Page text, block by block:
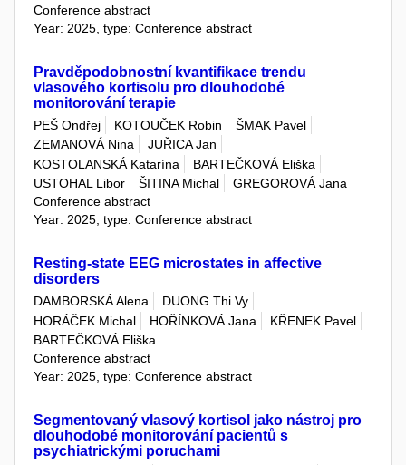
Conference abstract
Year: 2025, type: Conference abstract
Pravděpodobnostní kvantifikace trendu
vlasového kortisolu pro dlouhodobé
monitorování terapie
PEŠ Ondřej KOTOUČEK Robin
ŠMAK Pavel
ZEMANOVÁ Nina
JUŘICA Jan
KOSTOLANSKÁ Katarína
BARTEČKOVÁ Eliška
USTOHAL Libor
ŠITINA Michal
GREGOROVÁ Jana
Conference abstract
Year: 2025, type: Conference abstract
Resting-state EEG microstates in affective
disorders
DAMBORSKÁ Alena
DUONG Thi Vy
HORÁČEK Michal
HOŘÍNKOVÁ Jana
KŘENEK Pavel
BARTEČKOVÁ Eliška
Conference abstract
Year: 2025, type: Conference abstract
Segmentovaný vlasový kortisol jako nástroj pro
dlouhodobé monitorování pacientů s
psychiatrickými poruchami